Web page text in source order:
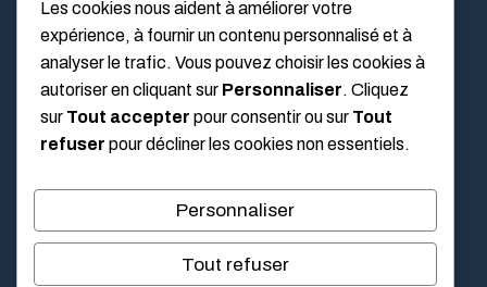
LIEN UTILES
Mentions légales
Les cookies nous aident à améliorer votre
expérience, à fournir un contenu personnalisé et à
analyser le trafic. Vous pouvez choisir les cookies à
autoriser en cliquant sur Personnaliser. Cliquez
sur Tout accepter pour consentir ou sur Tout
refuser pour décliner les cookies non essentiels.
Personnaliser
Tout refuser